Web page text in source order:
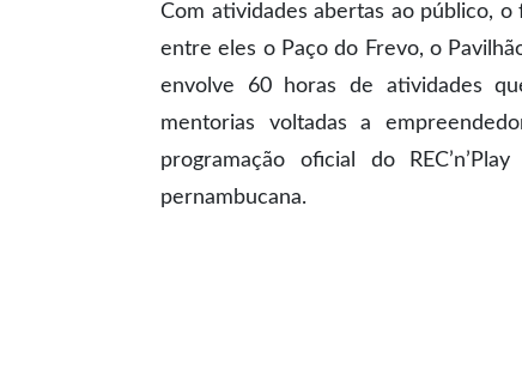
Com atividades abertas ao público,
entre eles o Paço do Frevo, o
envolve 60 horas de atividades
mentorias voltadas a
programação oficial do
pernambucana.